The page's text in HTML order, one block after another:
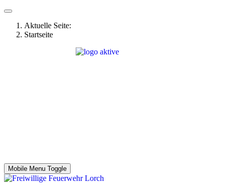
Aktuelle Seite:
Startseite
Mobile Menu Toggle